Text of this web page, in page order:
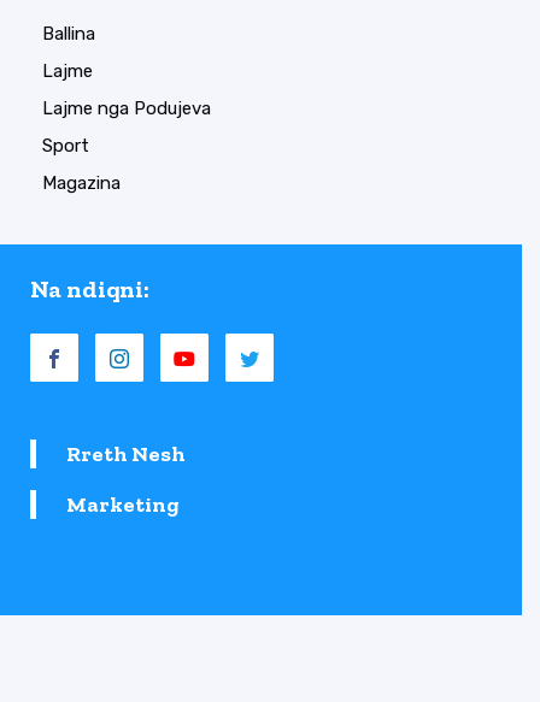
Ballina
Lajme
Lajme nga Podujeva
Sport
Magazina
Na ndiqni:
Rreth Nesh
Marketing